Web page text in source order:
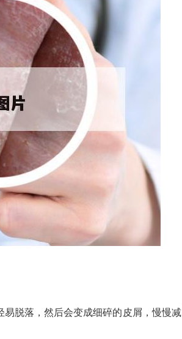
脱落，然后会变成细碎的皮屑，慢慢减